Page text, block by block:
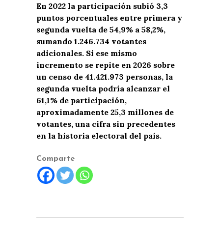
En 2022 la participación subió 3,3
puntos porcentuales entre primera y
segunda vuelta de 54,9% a 58,2%,
sumando 1.246.734 votantes
adicionales. Si ese mismo
incremento se repite en 2026 sobre
un censo de 41.421.973 personas, la
segunda vuelta podría alcanzar el
61,1% de participación,
aproximadamente 25,3 millones de
votantes, una cifra sin precedentes
en la historia electoral del país.
Comparte